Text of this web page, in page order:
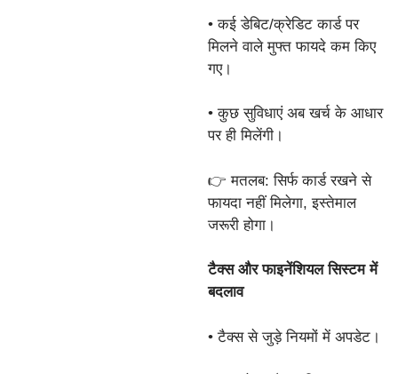
• कई डेबिट/क्रेडिट कार्ड पर
मिलने वाले मुफ्त फायदे कम किए
गए।
• कुछ सुविधाएं अब खर्च के आधार
पर ही मिलेंगी।
👉 मतलब: सिर्फ कार्ड रखने से
फायदा नहीं मिलेगा, इस्तेमाल
जरूरी होगा।
टैक्स और फाइनेंशियल सिस्टम में
बदलाव
• टैक्स से जुड़े नियमों में अपडेट।